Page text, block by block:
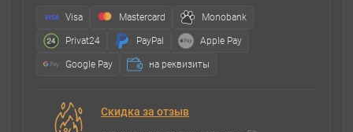
Visa Mastercard Monobank
Privat24 PayPal Apple Pay
Google Pay на реквизиты
Скидка за отзыв